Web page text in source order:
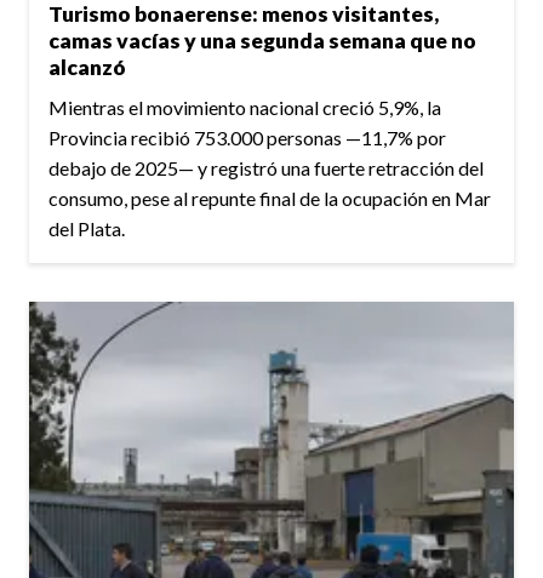
Turismo bonaerense: menos visitantes,
camas vacías y una segunda semana que no
alcanzó
Mientras el movimiento nacional creció 5,9%, la
Provincia recibió 753.000 personas —11,7% por
debajo de 2025— y registró una fuerte retracción del
consumo, pese al repunte final de la ocupación en Mar
del Plata.